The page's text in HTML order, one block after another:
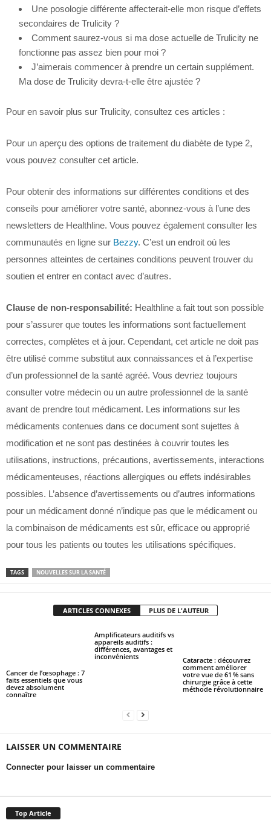
Une posologie différente affecterait-elle mon risque d’effets
secondaires de Trulicity ?
Comment saurez-vous si ma dose actuelle de Trulicity ne
fonctionne pas assez bien pour moi ?
J’aimerais commencer à prendre un certain supplément.
Ma dose de Trulicity devra-t-elle être ajustée ?
Pour en savoir plus sur Trulicity, consultez ces articles :
Pour un aperçu des options de traitement du diabète de type 2,
vous pouvez consulter cet article.
Pour obtenir des informations sur différentes conditions et des
conseils pour améliorer votre santé, abonnez-vous à l’une des
newsletters de Healthline. Vous pouvez également consulter les
communautés en ligne sur Bezzy. C’est un endroit où les
personnes atteintes de certaines conditions peuvent trouver du
soutien et entrer en contact avec d’autres.
Clause de non-responsabilité: Healthline a fait tout son possible
pour s’assurer que toutes les informations sont factuellement
correctes, complètes et à jour. Cependant, cet article ne doit pas
être utilisé comme substitut aux connaissances et à l’expertise
d’un professionnel de la santé agréé. Vous devriez toujours
consulter votre médecin ou un autre professionnel de la santé
avant de prendre tout médicament. Les informations sur les
médicaments contenues dans ce document sont sujettes à
modification et ne sont pas destinées à couvrir toutes les
utilisations, instructions, précautions, avertissements, interactions
médicamenteuses, réactions allergiques ou effets indésirables
possibles. L’absence d’avertissements ou d’autres informations
pour un médicament donné n’indique pas que le médicament ou
la combinaison de médicaments est sûr, efficace ou approprié
pour tous les patients ou toutes les utilisations spécifiques.
TAGS NOUVELLES SUR LA SANTÉ
ARTICLES CONNEXES PLUS DE L'AUTEUR
Cancer de l’œsophage : 7
faits essentiels que vous
devez absolument
connaître
Amplificateurs auditifs vs
appareils auditifs :
différences, avantages et
inconvénients
Cataracte : découvrez
comment améliorer
votre vue de 61 % sans
chirurgie grâce à cette
méthode révolutionnaire
LAISSER UN COMMENTAIRE
Connecter pour laisser un commentaire
Top Article